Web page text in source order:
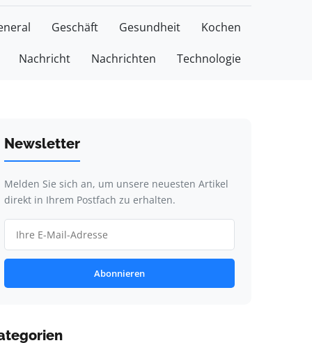
Geschäft Gesundheit Kochen
Nachricht Nachrichten Technologie
Newsletter
Melden Sie sich an, um unsere neuesten Artikel
direkt in Ihrem Postfach zu erhalten.
Abonnieren